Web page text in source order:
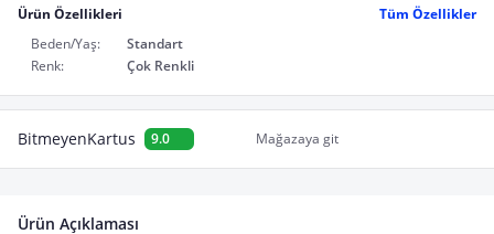
Ürün Özellikleri
Tüm Özellikler
Beden/Yaş:
Standart
Renk:
Çok Renkli
BitmeyenKartus 9.0 Mağazaya git
Ürün Açıklaması